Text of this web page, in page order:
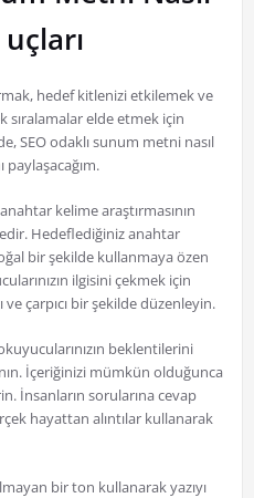
hedef kitlenizi etkilemek ve
sıralamalar elde etmek için
SEO odaklı sunum metni nasıl
kelime araştırmasının
Hedeflediğiniz anahtar
bir şekilde kullanmaya özen
ilgisini çekmek için
ve çarpıcı bir şekilde düzenleyin.
beklentilerini
İçeriğinizi mümkün olduğunca
İnsanların sorularına cevap
hayattan alıntılar kullanarak
bir ton kullanarak yazıyı